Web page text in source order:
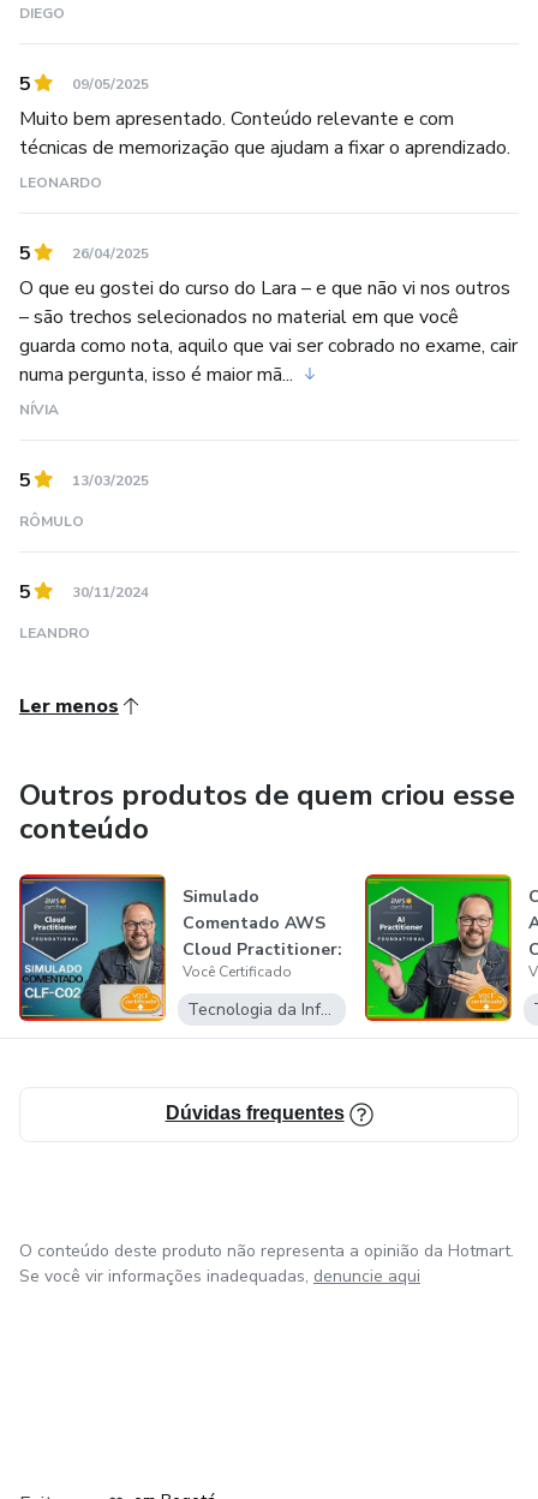
DIEGO
5 09/05/2025
Muito bem apresentado. Conteúdo relevante e com
técnicas de memorização que ajudam a fixar o aprendizado.
LEONARDO
5 26/04/2025
O que eu gostei do curso do Lara – e que não vi nos outros
– são trechos selecionados no material em que você
guarda como nota, aquilo que vai ser cobrado no exame, cair
numa pergunta, isso é maior mã...
NÍVIA
5 13/03/2025
RÔMULO
5 30/11/2024
LEANDRO
Ler menos
Outros produtos de quem criou esse
conteúdo
Simulado
Comentado AWS
Cloud Practitioner:
CLF-C02
Você Certificado
Tecnologia da Informação
Dúvidas frequentes
O conteúdo deste produto não representa a opinião da Hotmart.
Se você vir informações inadequadas, denuncie aqui